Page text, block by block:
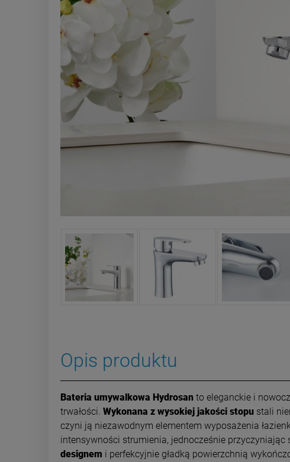
Opis produktu
Bateria umywalkowa Hydrosan to eleganckie i
trwałości. Wykonana z wysokiej jakości stopu stali
czyni ją niezawodnym elementem wyposażenia
intensywności strumienia, jednocześnie
designem i perfekcyjnie gładką powierzchnią